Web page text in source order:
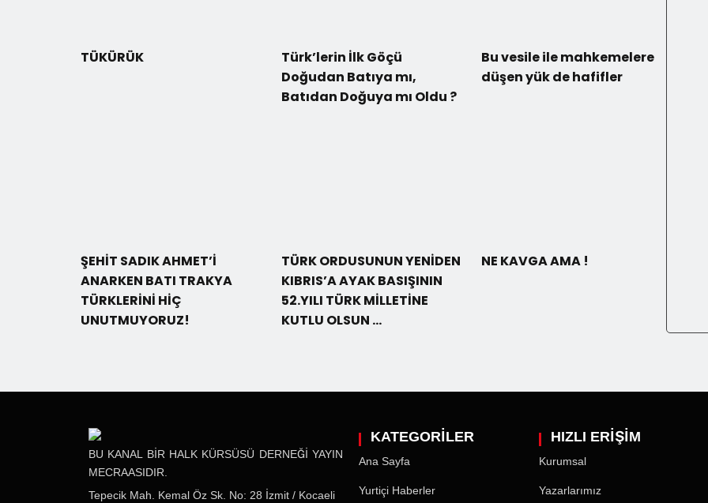
TÜKÜRÜK
Türk’lerin İlk Göçü
Doğudan Batıya mı,
Batıdan Doğuya mı Oldu ?
Bu vesile ile mahkemelere
düşen yük de hafifler
ŞEHİT SADIK AHMET’İ
ANARKEN BATI TRAKYA
TÜRKLERİNİ HİÇ
UNUTMUYORUZ!
TÜRK ORDUSUNUN YENİDEN
KIBRIS’A AYAK BASIŞININ
52.YILI TÜRK MİLLETİNE
KUTLU OLSUN …
NE KAVGA AMA !
BU KANAL BİR HALK KÜRSÜSÜ DERNEĞİ YAYIN
MECRAASIDIR.
Tepecik Mah. Kemal Öz Sk. No: 28 İzmit / Kocaeli
KATEGORİLER
Ana Sayfa
Yurtiçi Haberler
HIZLI ERİŞİM
Kurumsal
Yazarlarımız